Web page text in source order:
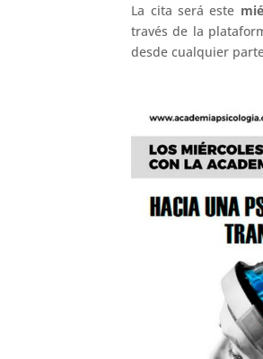
La cita será este
través de la
desde cualquier